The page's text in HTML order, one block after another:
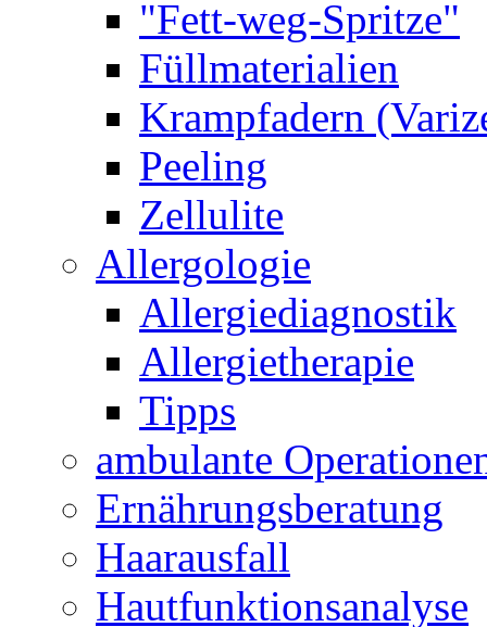
"Fett-weg-Spritze"
Füllmaterialien
Krampfadern
Peeling
Zellulite
Allergologie
Allergiediagnostik
Allergietherapie
Tipps
ambulante
Ernährungsberatung
Haarausfall
Hautfunktionsanalyse